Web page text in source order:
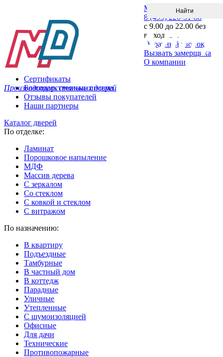
Производитель стальных дверей
Меню
8 (495) 220-51-88
с 9.00 до 22.00 без
выходных
Обратный звонок
Вызвать замерщика
О компании
Сертификаты
Благодарственные письма
Отзывы покупателей
Наши партнеры
Каталог дверей
По отделке:
Ламинат
Порошковое напыление
МДФ
Массив дерева
С зеркалом
Со стеклом
С ковкой и стеклом
С витражом
По назначению:
В квартиру
Подъездные
Тамбурные
В частный дом
В коттедж
Парадные
Уличные
Утепленные
C шумоизоляцией
Офисные
Для дачи
Технические
Противопожарные